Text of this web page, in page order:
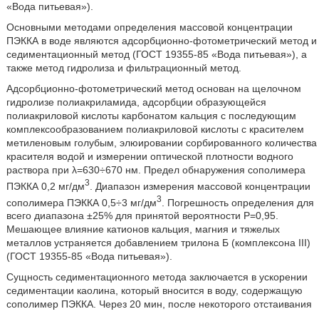
«Вода питьевая»).
Основными методами определения массовой концентрации
ПЭККА в воде являются адсорбционно-фотометрический метод и
седиментационный метод (ГОСТ 19355-85 «Вода питьевая»), а
также метод гидролиза и фильтрационный метод.
Адсорбционно-фотометрический метод основан на щелочном
гидролизе полиакриламида, адсорбции образующейся
полиакриловой кислоты карбонатом кальция с последующим
комплексообразованием полиакриловой кислоты с красителем
метиленовым голубым, элюировании сорбированного количества
красителя водой и измерении оптической плотности водного
раствора при λ=630÷670 нм. Предел обнаружения сополимера
ПЭККА 0,2 мг/дм3
. Диапазон измерения массовой концентрации
сополимера ПЭККА 0,5÷3 мг/дм3
. Погрешность определения для
всего диапазона ±25% для принятой вероятности Р=0,95.
Мешающее влияние катионов кальция, магния и тяжелых
металлов устраняется добавлением трилона Б (комплексона III)
(ГОСТ 19355-85 «Вода питьевая»).
Сущность седиментационного метода заключается в ускорении
седиментации каолина, который вносится в воду, содержащую
сополимер ПЭККА. Через 20 мин, после некоторого отстаивания